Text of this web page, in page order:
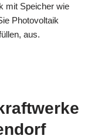
mit Speicher wie
Photovoltaik
aus.